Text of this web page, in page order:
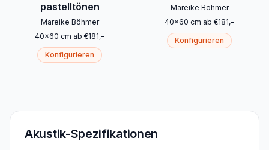
pastelltönen
Mareike Böhmer
40x60 cm ab €181,-
Konfigurieren
Mareike Böhmer
40x60 cm ab €181,-
Konfigurieren
Akustik-Spezifikationen